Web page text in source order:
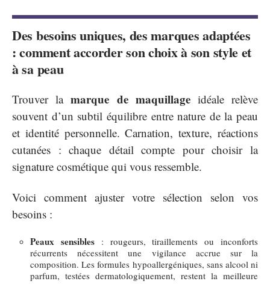
Des besoins uniques, des marques adaptées
: comment accorder son choix à son style et
à sa peau
Trouver lamarque de maquillageidéale relève
souvent d’un subtil équilibre entre nature de la peau
et identité personnelle. Carnation, texture, réactions
cutanées : chaque détail compte pour choisir la
signature cosmétique qui vous ressemble.
Voici comment ajuster votre sélection selon vos
besoins :
Peaux sensibles: rougeurs, tiraillements ou inconforts
récurrents nécessitent une vigilance accrue sur la
composition. Les formules hypoallergéniques, sans alcool ni
parfum, testées dermatologiquement, restent la meilleure